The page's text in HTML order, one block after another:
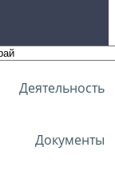
Деятельность
Документы